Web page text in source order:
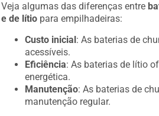
Veja algumas das diferenças entre
e de lítio para empilhadeiras:
Custo inicial: As baterias de
acessíveis.
Eficiência: As baterias de lítio
energética.
Manutenção: As baterias de
manutenção regular.